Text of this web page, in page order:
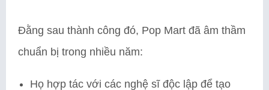
Đằng sau thành công đó, Pop Mart đã âm thầm
chuẩn bị trong nhiều năm:
Họ hợp tác với các nghệ sĩ độc lập để tạo